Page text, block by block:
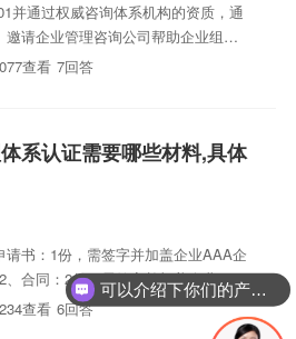
并通过权威咨询体系机构的资质，通
请企业管理咨询公司帮助企业组织
原有的管理结构和质量管理体系进
查看 7回答
系认证需要哪些材料,具体
请书：1份，需签字并加盖企业AAA企
、合同：2份，需签字并加盖企业AAA
3、企业，需副本盖有最新年检章；
，需副本盖有最新年检章；5、企业资
查看 6回答
可以介绍下你们的产品么？